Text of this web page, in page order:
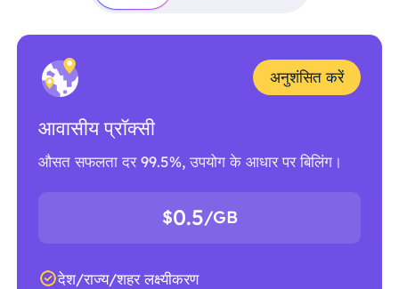
अनुशंसित करें
आवासीय प्रॉक्सी
औसत सफलता दर 99.5%, उपयोग के आधार पर बिलिंग।
$0.5/GB
देश/राज्य/शहर लक्ष्यीकरण